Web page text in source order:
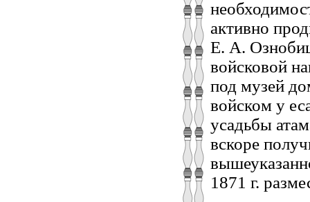
активно
Е. А.
войсковой
под музей
войском у
усадьбы
вскоре
1871 г.